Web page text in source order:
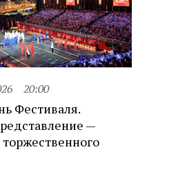
20:00
Фестиваля.
—